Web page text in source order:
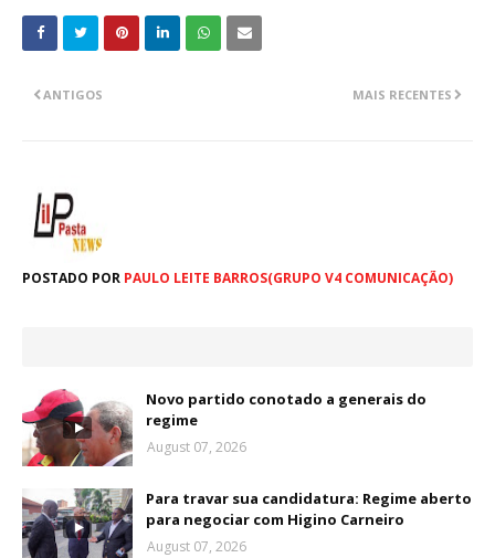
MAIS RECENTES
ANTIGOS
POSTADO POR PAULO LEITE BARROS(GRUPO V4 COMUNICAÇÃO)
Novo partido conotado a generais do
regime
August 07, 2026
Para travar sua candidatura: Regime aberto
para negociar com Higino Carneiro
August 07, 2026